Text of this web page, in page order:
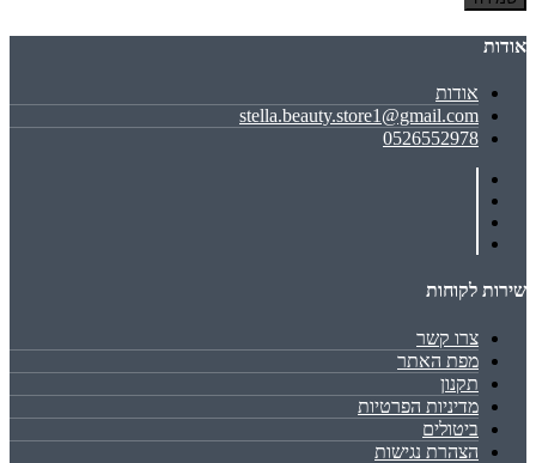
אודות
אודות
stella.beauty.store1@gmail.com
0526552978
שירות לקוחות
צרו קשר
מפת האתר
תקנון
מדיניות הפרטיות
ביטולים
הצהרת נגישות